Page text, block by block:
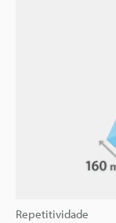
Repetitividade